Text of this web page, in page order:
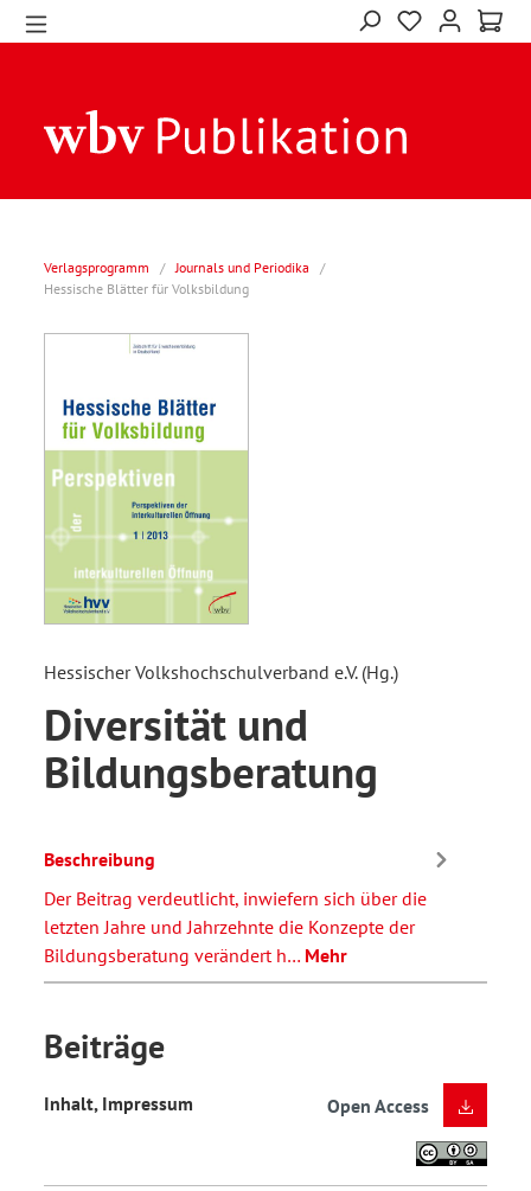
Verlagsprogramm / Journals und Periodika
/
Hessische Blätter für Volksbildung
Hessischer Volkshochschulverband e.V. (Hg.)
Diversität und
Bildungsberatung
Beschreibung
Der Beitrag verdeutlicht, inwiefern sich über die
letzten Jahre und Jahrzehnte die Konzepte der
Bildungsberatung verändert h… Mehr
Beiträge
Inhalt, Impressum Open Access